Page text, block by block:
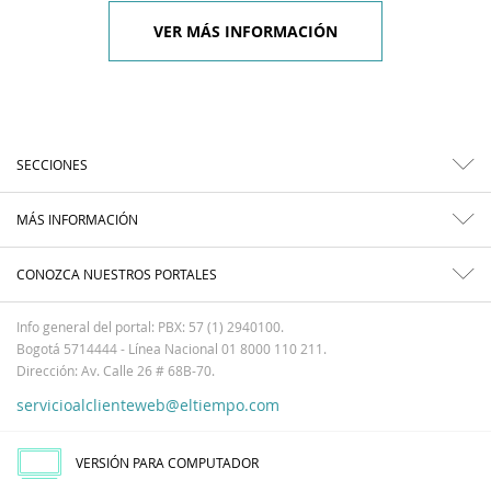
VER MÁS INFORMACIÓN
SECCIONES
MÁS INFORMACIÓN
CONOZCA NUESTROS PORTALES
Info general del portal: PBX: 57 (1) 2940100.
Bogotá 5714444 - Línea Nacional 01 8000 110 211.
Dirección: Av. Calle 26 # 68B-70.
servicioalclienteweb@eltiempo.com
VERSIÓN PARA COMPUTADOR